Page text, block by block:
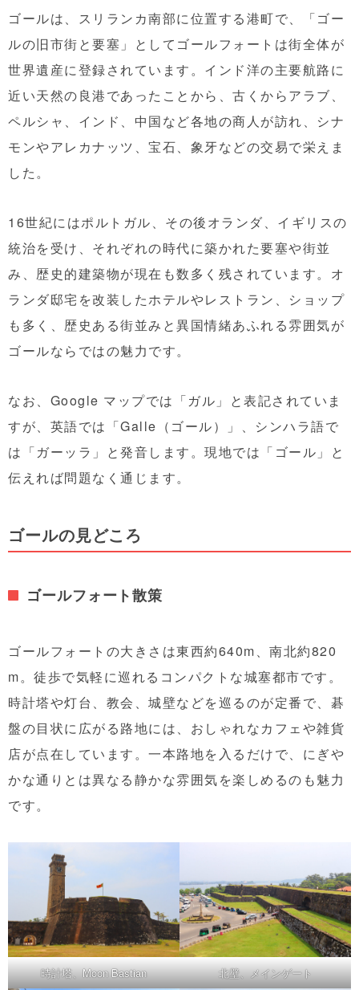
ゴールは、スリランカ南部に位置する港町で、「ゴー
ルの旧市街と要塞」としてゴールフォートは街全体が
世界遺産に登録されています。インド洋の主要航路に
近い天然の良港であったことから、古くからアラブ、
ペルシャ、インド、中国など各地の商人が訪れ、シナ
モンやアレカナッツ、宝石、象牙などの交易で栄えま
した。
16世紀にはポルトガル、その後オランダ、イギリスの
統治を受け、それぞれの時代に築かれた要塞や街並
み、歴史的建築物が現在も数多く残されています。オ
ランダ邸宅を改装したホテルやレストラン、ショップ
も多く、歴史ある街並みと異国情緒あふれる雰囲気が
ゴールならではの魅力です。
なお、Google マップでは「ガル」と表記されていま
すが、英語では「Galle（ゴール）」、シンハラ語で
は「ガーッラ」と発音します。現地では「ゴール」と
伝えれば問題なく通じます。
ゴールの見どころ
ゴールフォート散策
ゴールフォートの大きさは東西約640m、南北約820
m。徒歩で気軽に巡れるコンパクトな城塞都市です。
時計塔や灯台、教会、城壁などを巡るのが定番で、碁
盤の目状に広がる路地には、おしゃれなカフェや雑貨
店が点在しています。一本路地を入るだけで、にぎや
かな通りとは異なる静かな雰囲気を楽しめるのも魅力
です。
時計塔、Moon Bastian 北壁、メインゲート